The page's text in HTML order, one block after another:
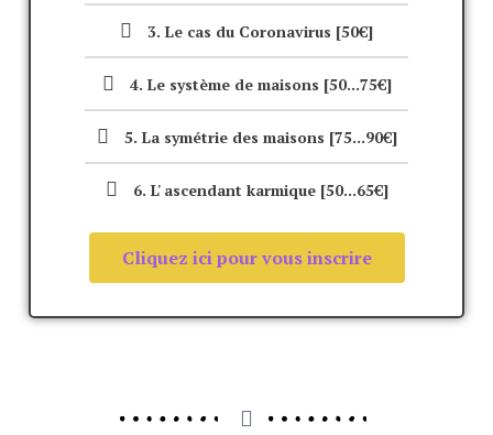
3. Le cas du Coronavirus [50€]
4. Le système de maisons [50...75€]
5. La symétrie des maisons [75...90€]
6. L' ascendant karmique [50...65€]
Cliquez ici pour vous inscrire